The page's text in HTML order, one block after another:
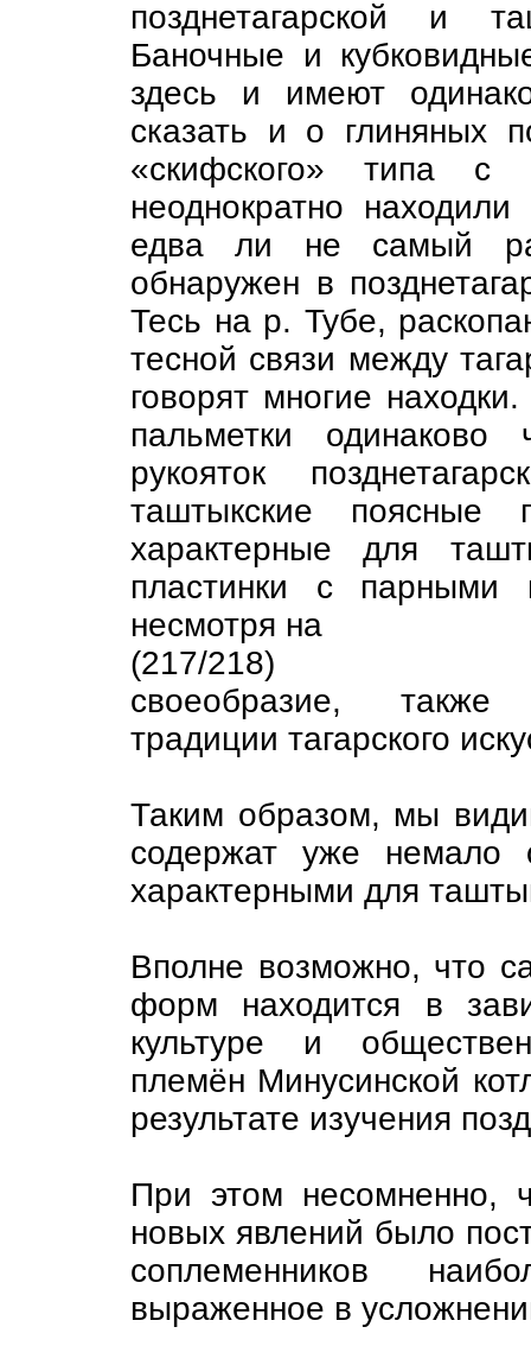
позднетагарской и
Баночные и
здесь и имеют
сказать и о глиняных
«скифского» типа с
неоднократно
едва ли не самый
обнаружен в
Тесь на р. Тубе,
тесной связи между
говорят многие
пальметки
рукояток
таштыкские
характерные для
пластинки с парными
несмотря на
(217/218)
своеобразие, также
традиции тагарского
Таким образом, мы
содержат уже немало
характерными для
Вполне возможно, что
форм находится в
культуре и
племён Минусинской
результате изучения
При этом несомненно,
новых явлений было
соплеменников
выраженное в